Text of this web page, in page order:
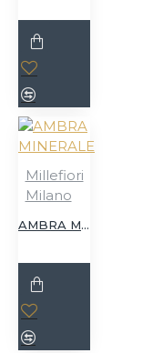
Millefiori
Milano
AMBRA MINERALE